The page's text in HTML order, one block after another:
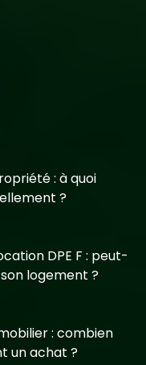
: à quoi
?
DPE F : peut-
logement ?
: combien
un achat ?